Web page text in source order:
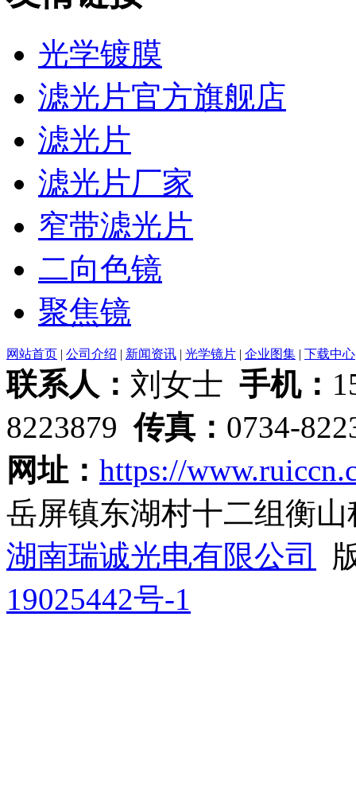
光学镀膜
滤光片官方旗舰店
滤光片
滤光片厂家
窄带滤光片
二向色镜
聚焦镜
网站首页 | 公司介绍 | 新闻资讯 | 光学镜片 | 企业图集 | 下载中心
联系人： 刘女士 手机：
8223879传真： 0734-
网址： https://
岳屏镇东湖村十二组衡
湖南瑞诚光电有限公司
19025442号-1